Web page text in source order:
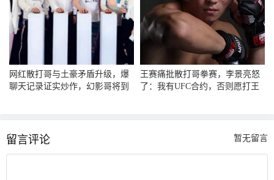
网红散打哥与土豪矛盾升级，爆
聊天记录证实炒作，幻影哥将到
王赛痛批散打哥拳赛，李景亮怒
了：我有UFC合约，否则愿打王
留言评论 暂无留言